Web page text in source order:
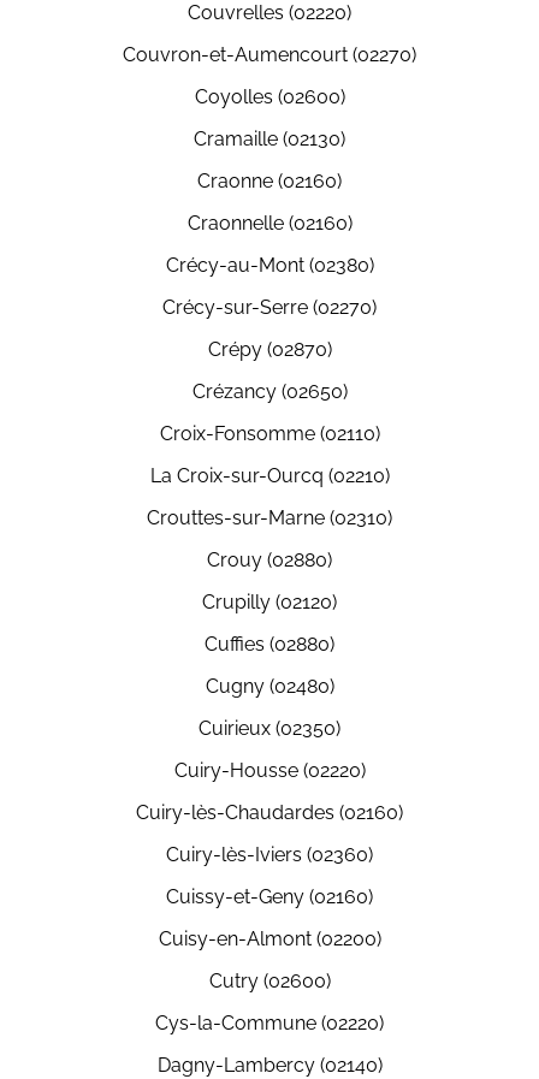
Couvrelles (02220)
Couvron-et-Aumencourt (02270)
Coyolles (02600)
Cramaille (02130)
Craonne (02160)
Craonnelle (02160)
Crécy-au-Mont (02380)
Crécy-sur-Serre (02270)
Crépy (02870)
Crézancy (02650)
Croix-Fonsomme (02110)
La Croix-sur-Ourcq (02210)
Crouttes-sur-Marne (02310)
Crouy (02880)
Crupilly (02120)
Cuffies (02880)
Cugny (02480)
Cuirieux (02350)
Cuiry-Housse (02220)
Cuiry-lès-Chaudardes (02160)
Cuiry-lès-Iviers (02360)
Cuissy-et-Geny (02160)
Cuisy-en-Almont (02200)
Cutry (02600)
Cys-la-Commune (02220)
Dagny-Lambercy (02140)